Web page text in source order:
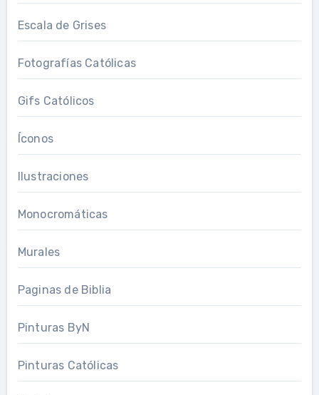
Escala de Grises
Fotografías Católicas
Gifs Católicos
Íconos
Ilustraciones
Monocromáticas
Murales
Paginas de Biblia
Pinturas ByN
Pinturas Católicas